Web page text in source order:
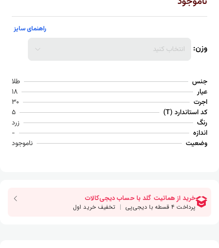
راهنمای سایز
وزن: انتخاب کنید
جنس
طلا
عیار
18
اجرت
30
کد استاندارد (T)
5
رنگ
زرد
اندازه
-
وضعیت
ناموجود